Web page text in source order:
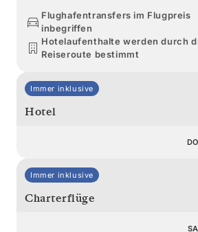
Flughafentransfers im Flugpreis
inbegriffen
Hotelaufenthalte werden durch
Reiseroute bestimmt
Immer inklusive
Hotel
Immer inklusive
Charterflüge